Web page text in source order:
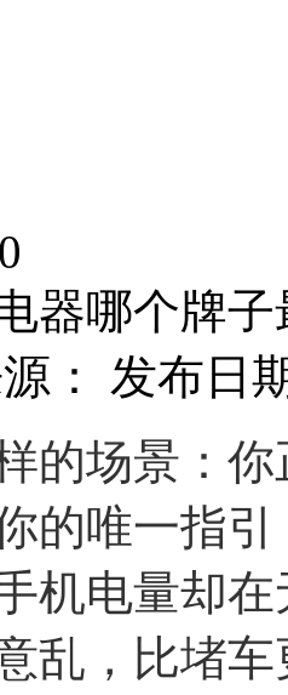
器哪个牌子
： 发布日
的场景：
的唯一指
机电量却
乱，比堵